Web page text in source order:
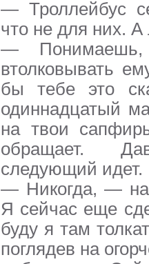
— Троллейбус
что не для них. А
—
втолковывать
бы тебе это
одиннадцатый
на твои
обращает.
следующий идет.
— Никогда, —
Я сейчас еще
буду я там
поглядев на